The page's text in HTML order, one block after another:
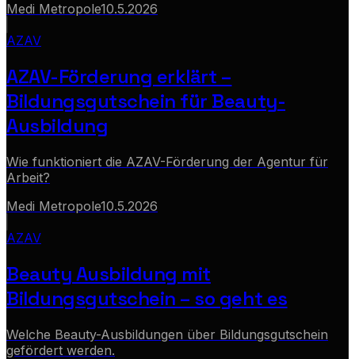
Medi Metropole10.5.2026
AZAV
AZAV-Förderung erklärt –
Bildungsgutschein für Beauty-
Ausbildung
Wie funktioniert die AZAV-Förderung der Agentur für
Arbeit?
Medi Metropole10.5.2026
AZAV
Beauty Ausbildung mit
Bildungsgutschein – so geht es
Welche Beauty-Ausbildungen über Bildungsgutschein
gefördert werden.